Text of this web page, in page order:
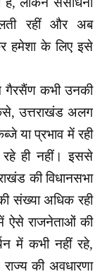
रहीं और अब
हमेशा के लिए इसे
कभी उनकी
उत्तराखंड अलग
या प्रभाव में रही
ही नहीं। इससे
की विधानसभा
संख्या अधिक रही
ऐसे राजनेताओं की
में कभी नहीं रहे,
की अवधारणा